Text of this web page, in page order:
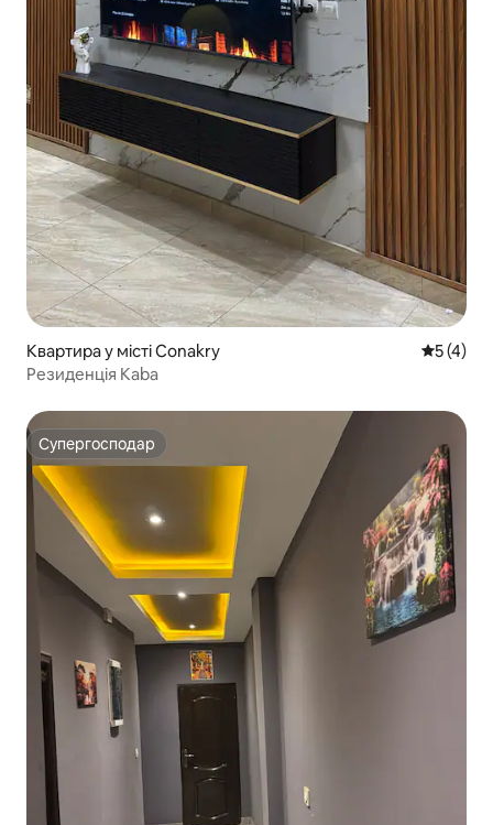
Квартира у місті Conakry Середня
5 (4)
Резиденція Kaba
Супергосподар
Супергосподар